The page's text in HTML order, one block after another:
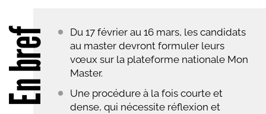
bref
Du 17 février au 16 mars, les candidats
au master devront formuler leurs
vœux sur la plateforme nationale Mon
Master.
Une procédure à la fois courte et
dense, qui nécessite réflexion et